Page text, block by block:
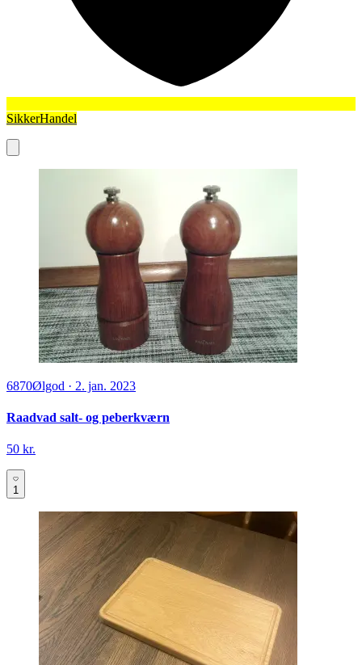
SikkerHandel
6870Ølgod · 2. jan. 2023
Raadvad salt- og peberkværn
50 kr.
1